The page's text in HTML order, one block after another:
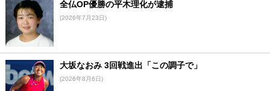
全仏OP優勝の平木理化が逮捕
(2026年7月23日)
大坂なおみ 3回戦進出「この調子で」
(2026年8月6日)